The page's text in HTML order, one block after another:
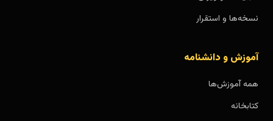
نسخه‌ها و استقرار
آموزش و دانشنامه
همه آموزش‌ها
کتابخانه